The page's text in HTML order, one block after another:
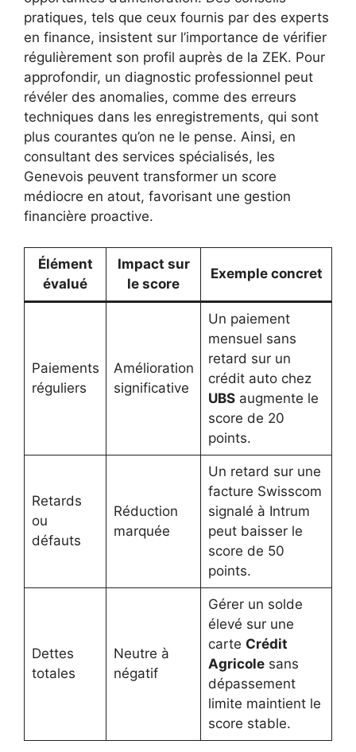
pratiques, tels que ceux fournis par des experts
en finance, insistent sur l’importance de vérifier
régulièrement son profil auprès de la ZEK. Pour
approfondir, un diagnostic professionnel peut
révéler des anomalies, comme des erreurs
techniques dans les enregistrements, qui sont
plus courantes qu’on ne le pense. Ainsi, en
consultant des services spécialisés, les
Genevois peuvent transformer un score
médiocre en atout, favorisant une gestion
financière proactive.
Élément
évalué
Impact sur
le score
Exemple concret
Paiements
réguliers
Amélioration
significative
Un paiement
mensuel sans
retard sur un
crédit auto chez
UBSaugmente le
score de 20
points.
Retards
ou
défauts
Réduction
marquée
Un retard sur une
facture Swisscom
signalé à Intrum
peut baisser le
score de 50
points.
Dettes
totales
Neutre à
négatif
Gérer un solde
élevé sur une
carte Crédit
Agricolesans
dépassement
limite maintient le
score stable.